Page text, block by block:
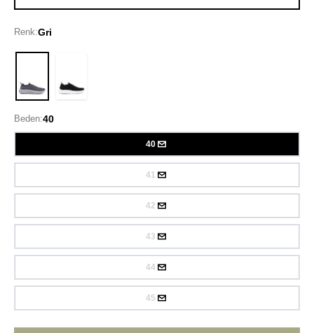
Renk:Gri
Gri
Beden:40
40
41
42
43
44
45